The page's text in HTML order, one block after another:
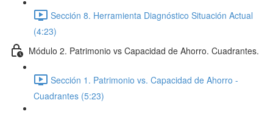
Sección 8. Herramienta Diagnóstico Situación Actual
(4:23)
Módulo 2. Patrimonio vs Capacidad de Ahorro. Cuadrantes.
Sección 1. Patrimonio vs. Capacidad de Ahorro -
Cuadrantes (5:23)